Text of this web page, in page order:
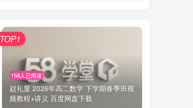
158人已阅读
赵礼显 2026年高二数学 下学期春季班视
频教程+讲义 百度网盘下载
TOP1